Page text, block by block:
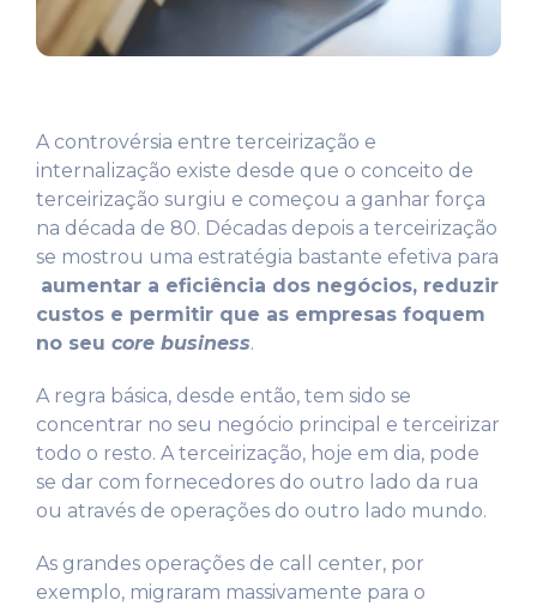
A controvérsia entre terceirização e
internalização existe desde que o conceito de
terceirização surgiu e começou a ganhar força
na década de 80. Décadas depois a terceirização
se mostrou uma estratégia bastante efetiva para
aumentar a eficiência dos negócios, reduzir
custos e permitir que as empresas foquem
no seu core business.
A regra básica, desde então, tem sido se
concentrar no seu negócio principal e terceirizar
todo o resto. A terceirização, hoje em dia, pode
se dar com fornecedores do outro lado da rua
ou através de operações do outro lado mundo.
As grandes operações de call center, por
exemplo, migraram massivamente para o